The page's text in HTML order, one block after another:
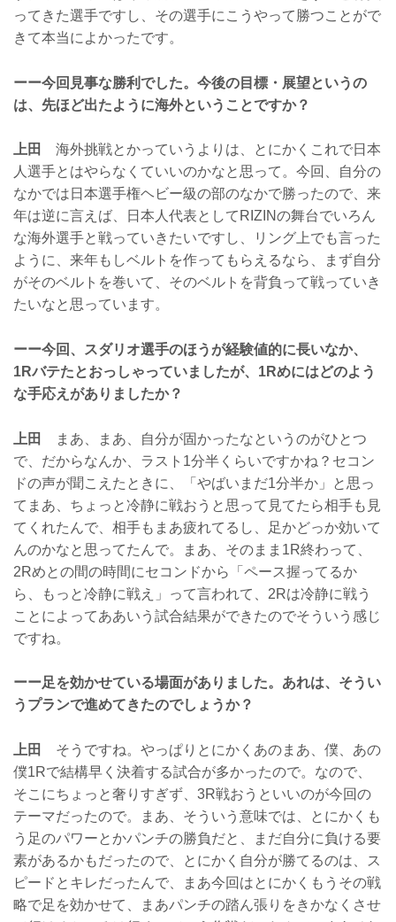
ってきた選手ですし、その選手にこうやって勝つことがで
きて本当によかったです。
ーー今回見事な勝利でした。今後の目標・展望というの
は、先ほど出たように海外ということですか？
上田
海外挑戦とかっていうよりは、とにかくこれで日本
人選手とはやらなくていいのかなと思って。今回、自分の
なかでは日本選手権ヘビー級の部のなかで勝ったので、来
年は逆に言えば、日本人代表としてRIZINの舞台でいろん
な海外選手と戦っていきたいですし、リング上でも言った
ように、来年もしベルトを作ってもらえるなら、まず自分
がそのベルトを巻いて、そのベルトを背負って戦っていき
たいなと思っています。
ーー今回、スダリオ選手のほうが経験値的に長いなか、
1Rバテたとおっしゃっていましたが、1Rめにはどのよう
な手応えがありましたか？
上田
まあ、まあ、自分が固かったなというのがひとつ
で、だからなんか、ラスト1分半くらいですかね？セコン
ドの声が聞こえたときに、「やばいまだ1分半か」と思っ
てまあ、ちょっと冷静に戦おうと思って見てたら相手も見
てくれたんで、相手もまあ疲れてるし、足かどっか効いて
んのかなと思ってたんで。まあ、そのまま1R終わって、
2Rめとの間の時間にセコンドから「ペース握ってるか
ら、もっと冷静に戦え」って言われて、2Rは冷静に戦う
ことによってああいう試合結果ができたのでそういう感じ
ですね。
ーー足を効かせている場面がありました。あれは、そうい
うプランで進めてきたのでしょうか？
上田
そうですね。やっぱりとにかくあのまあ、僕、あの
僕1Rで結構早く決着する試合が多かったので。なので、
そこにちょっと奢りすぎず、3R戦おうといいのが今回の
テーマだったので。まあ、そういう意味では、とにかくも
う足のパワーとかパンチの勝負だと、まだ自分に負ける要
素があるかもだったので、とにかく自分が勝てるのは、ス
ピードとキレだったんで、まあ今回はとにかくもうその戦
略で足を効かせて、まあパンチの踏ん張りをきかなくさせ